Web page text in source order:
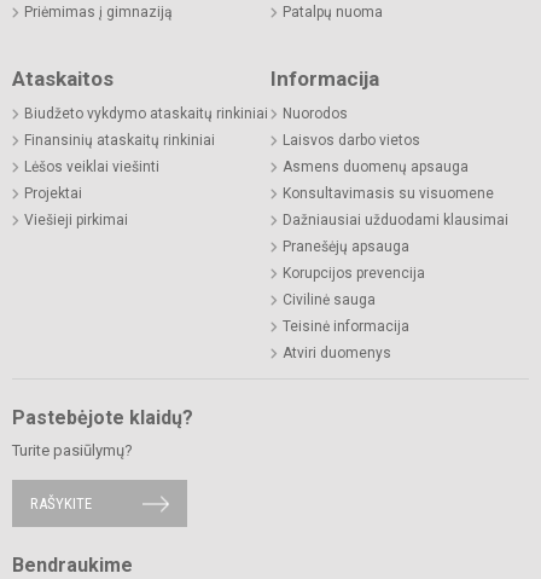
Priėmimas į gimnaziją
Patalpų nuoma
Ataskaitos
Biudžeto vykdymo ataskaitų rinkiniai
Finansinių ataskaitų rinkiniai
Lėšos veiklai viešinti
Projektai
Viešieji pirkimai
Informacija
Nuorodos
Laisvos darbo vietos
Asmens duomenų apsauga
Konsultavimasis su visuomene
Dažniausiai užduodami klausimai
Pranešėjų apsauga
Korupcijos prevencija
Civilinė sauga
Teisinė informacija
Atviri duomenys
Pastebėjote klaidų?
Turite pasiūlymų?
RAŠYKITE
Bendraukime